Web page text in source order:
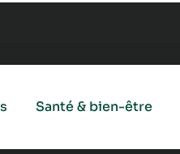
Santé & bien-être